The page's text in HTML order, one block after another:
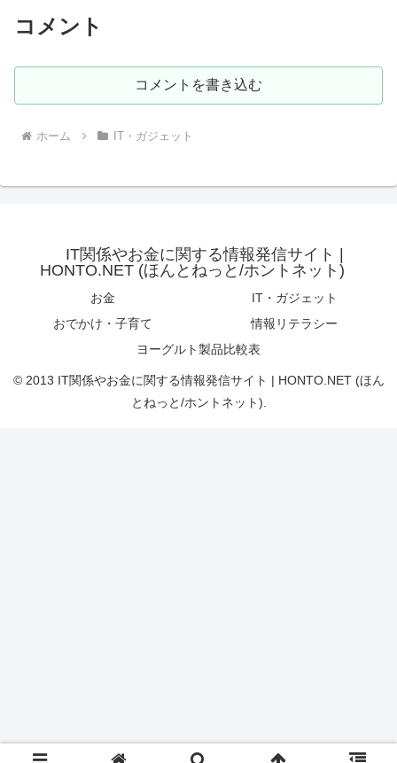
コメント
コメントを書き込む
ホーム IT・ガジェット
IT関係やお金に関する情報発信サイト |
HONTO.NET (ほんとねっと/ホントネット)
お金
IT・ガジェット
おでかけ・子育て
情報リテラシー
ヨーグルト製品比較表
© 2013 IT関係やお金に関する情報発信サイト | HONTO.NET (ほん
とねっと/ホントネット).